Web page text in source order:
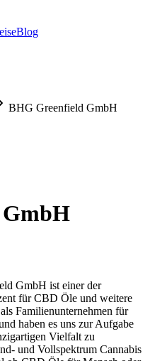
Blog
BHG Greenfield GmbH
GmbH ist einer der
für CBD Öle und weitere
Familienunternehmen für
haben es uns zur Aufgabe
Vielfalt zu
und Vollspektrum Cannabis